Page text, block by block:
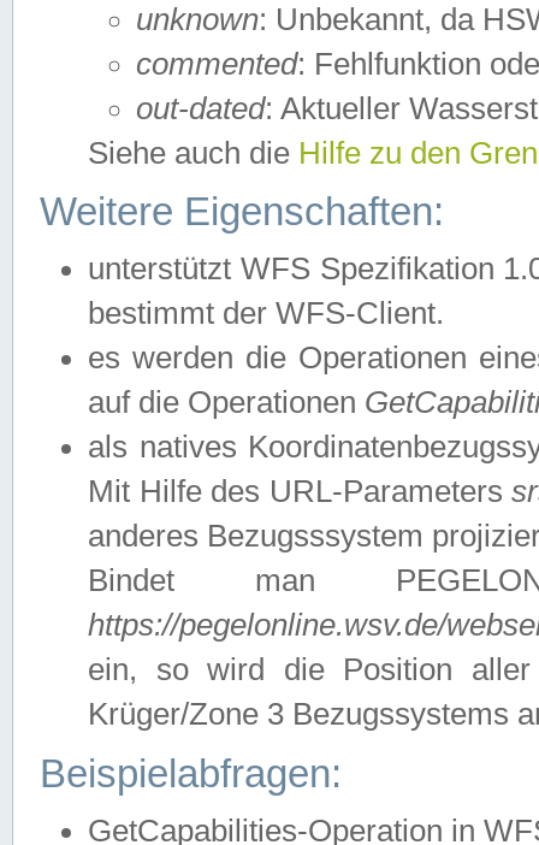
unknown: Unbekannt, da
commented: Fehlfunktion
out-dated: Aktueller
Siehe auch die Hilfe zu den
Weitere Eigenschaften:
unterstützt WFS Spezifikation
bestimmt der WFS-Client.
es werden die Operationen
auf die Operationen
als natives
Mit Hilfe des URL-Parameters
anderes Bezugsssystem
Bindet man
https://pegelonline.wsv.de/
ein, so wird die Position
Krüger/Zone 3 Bezugssystems
Beispielabfragen:
GetCapabilities-Operation in